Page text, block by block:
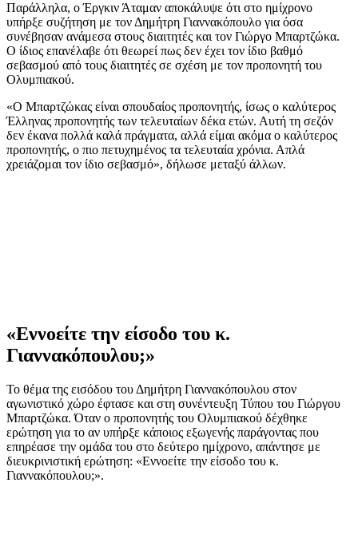
Παράλληλα, ο Έργκιν Άταμαν αποκάλυψε ότι στο ημίχρονο
υπήρξε συζήτηση με τον Δημήτρη Γιαννακόπουλο για όσα
συνέβησαν ανάμεσα στους διαιτητές και τον Γιώργο Μπαρτζώκα.
Ο ίδιος επανέλαβε ότι θεωρεί πως δεν έχει τον ίδιο βαθμό
σεβασμού από τους διαιτητές σε σχέση με τον προπονητή του
Ολυμπιακού.
«Ο Μπαρτζώκας είναι σπουδαίος προπονητής, ίσως ο καλύτερος
Έλληνας προπονητής των τελευταίων δέκα ετών. Αυτή τη σεζόν
δεν έκανα πολλά καλά πράγματα, αλλά είμαι ακόμα ο καλύτερος
προπονητής, ο πιο πετυχημένος τα τελευταία χρόνια. Απλά
χρειάζομαι τον ίδιο σεβασμό», δήλωσε μεταξύ άλλων.
«Εννοείτε την είσοδο του κ.
Γιαννακόπουλου;»
Το θέμα της εισόδου του Δημήτρη Γιαννακόπουλου στον
αγωνιστικό χώρο έφτασε και στη συνέντευξη Τύπου του Γιώργου
Μπαρτζώκα. Όταν ο προπονητής του Ολυμπιακού δέχθηκε
ερώτηση για το αν υπήρξε κάποιος εξωγενής παράγοντας που
επηρέασε την ομάδα του στο δεύτερο ημίχρονο, απάντησε με
διευκρινιστική ερώτηση: «Εννοείτε την είσοδο του κ.
Γιαννακόπουλου;».